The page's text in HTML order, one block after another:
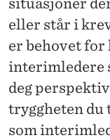
D
E
L
S
E
eller står i
er behovet
interimledere
deg
tryggheten du
som